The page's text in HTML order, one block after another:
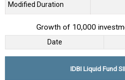
Modified Duration
Growth of 10,000
Date
IDBI Liquid Fund